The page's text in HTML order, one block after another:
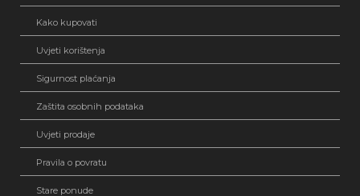
Kako kupovati
Uvjeti korištenja
Sigurnost plaćanja
Zaštita osobnih podataka
Uvjeti prodaje
Pravila o povratu
Stare ponude